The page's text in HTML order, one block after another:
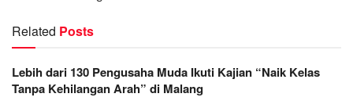
Related Posts
Lebih dari 130 Pengusaha Muda Ikuti Kajian “Naik Kelas
Tanpa Kehilangan Arah” di Malang